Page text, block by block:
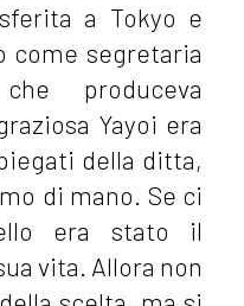
a Tokyo e
come segretaria
produceva
Yayoi era
della ditta,
di mano. Se ci
era stato il
vita. Allora non